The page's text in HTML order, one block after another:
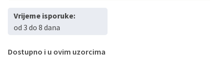
Vrijeme isporuke:
od 3 do 8 dana
Dostupno i u ovim uzorcima